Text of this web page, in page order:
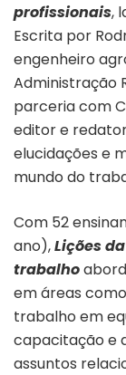
profissionais,
Escrita por
engenheiro
Administração
parceria com
editor e
elucidações e
mundo do
Com 52
ano),Lições
trabalho
em áreas
trabalho em
capacitação e
assuntos